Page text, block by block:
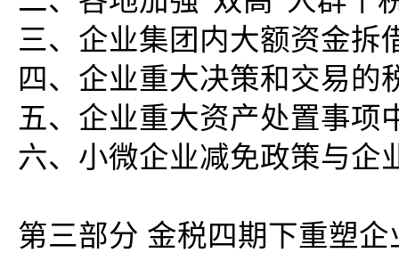
三、企业集团内大额资金拆
四、企业重大决策和交易的
五、企业重大资产处置事项
六、小微企业减免政策与企
第三部分 金税四期下重塑